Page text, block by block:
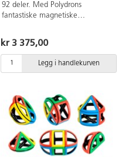
92 deler. Med Polydrons
fantastiske magnetiske
bygge og mulighetene er
uendelige. Inneholder 4 hjul, 32
kvadrater, 28 trekanter, 12
figurer og 16 magnetiske
overflatedesinfisering. Av ABS.
Fra 3 år.
kr 3 375,00
Legg i handlekurven